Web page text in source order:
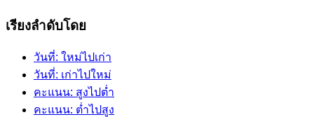
เรียงลำดับโดย
วันที่: ใหม่ไปเก่า
วันที่: เก่าไปใหม่
คะแนน: สูงไปต่ำ
คะแนน: ต่ำไปสูง